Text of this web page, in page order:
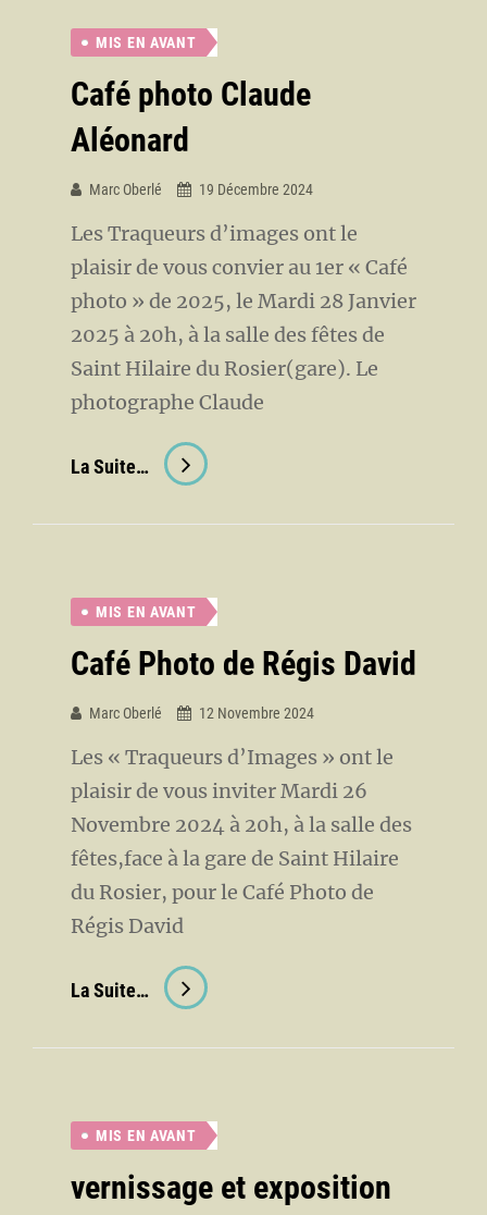
MIS EN AVANT
Café photo Claude
Aléonard
Marc Oberlé 19 Décembre 2024
Les Traqueurs d’images ont le
plaisir de vous convier au 1er « Café
photo » de 2025, le Mardi 28 Janvier
2025 à 20h, à la salle des fêtes de
Saint Hilaire du Rosier(gare). Le
photographe Claude
La Suite… Café
Photo
Claude
MIS EN AVANT
Café Photo de Régis David
Marc Oberlé 12 Novembre 2024
Les « Traqueurs d’Images » ont le
plaisir de vous inviter Mardi 26
Novembre 2024 à 20h, à la salle des
fêtes,face à la gare de Saint Hilaire
du Rosier, pour le Café Photo de
Régis David
La Suite… Café
Photo
De
MIS EN AVANT
vernissage et exposition